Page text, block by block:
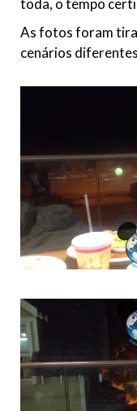
toda, o tempo
As fotos foram
cenários